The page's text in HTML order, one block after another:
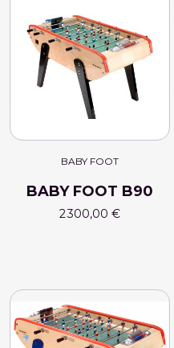
BABY FOOT
BABY FOOT B90
2 300,00 €